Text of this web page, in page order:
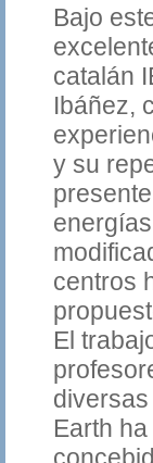
Bajo
catalán
Ibáñez,
y su
centros
El
Earth